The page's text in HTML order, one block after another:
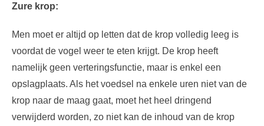
Zure krop:
Men moet er altijd op letten dat de krop volledig leeg is
voordat de vogel weer te eten krijgt. De krop heeft
namelijk geen verteringsfunctie, maar is enkel een
opslagplaats. Als het voedsel na enkele uren niet van de
krop naar de maag gaat, moet het heel dringend
verwijderd worden, zo niet kan de inhoud van de krop